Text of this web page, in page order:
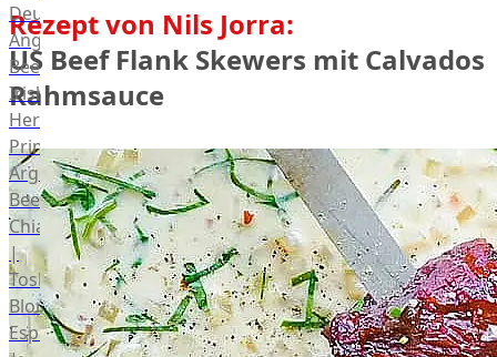
Deutsches
Angus
Beef
Irish
Hereford
Prime
Argentina
Beef
Chianina
|
Toskana
Blonda
Espanola
Rezept von Nils Jorra:
US Beef Flank Skewers mit Calvados
Rahmsauce